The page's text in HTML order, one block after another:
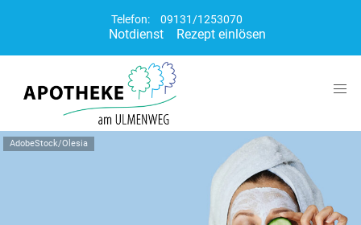
Telefon: 09131/1253070
Notdienst Rezept einlösen
AdobeStock/Olesia